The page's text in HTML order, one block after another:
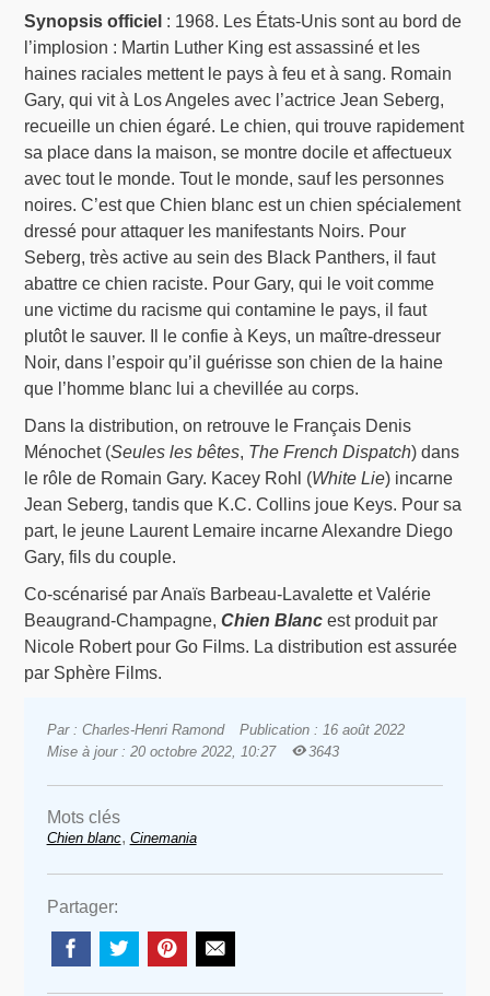
Synopsis officiel : 1968. Les États-Unis sont au bord de
l’implosion : Martin Luther King est assassiné et les
haines raciales mettent le pays à feu et à sang. Romain
Gary, qui vit à Los Angeles avec l’actrice Jean Seberg,
recueille un chien égaré. Le chien, qui trouve rapidement
sa place dans la maison, se montre docile et affectueux
avec tout le monde. Tout le monde, sauf les personnes
noires. C’est que Chien blanc est un chien spécialement
dressé pour attaquer les manifestants Noirs. Pour
Seberg, très active au sein des Black Panthers, il faut
abattre ce chien raciste. Pour Gary, qui le voit comme
une victime du racisme qui contamine le pays, il faut
plutôt le sauver. Il le confie à Keys, un maître-dresseur
Noir, dans l’espoir qu’il guérisse son chien de la haine
que l’homme blanc lui a chevillée au corps.
Dans la distribution, on retrouve le Français Denis
Ménochet (Seules les bêtes, The French Dispatch) dans
le rôle de Romain Gary. Kacey Rohl (White Lie) incarne
Jean Seberg, tandis que K.C. Collins joue Keys. Pour sa
part, le jeune Laurent Lemaire incarne Alexandre Diego
Gary, fils du couple.
Co-scénarisé par Anaïs Barbeau-Lavalette et Valérie
Beaugrand-Champagne,Chien Blanc est produit par
Nicole Robert pour Go Films. La distribution est assurée
par Sphère Films.
Par : Charles-Henri Ramond
Publication : 16 août 2022
Mise à jour : 20 octobre 2022, 10:27
3643
Mots clés
Chien blanc, Cinemania
Partager: